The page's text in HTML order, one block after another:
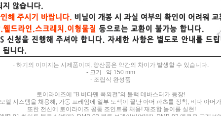
- 하기의 이미지는 시제품이며, 양산품은 약간의 차이가 발생할 수 있습니다.
- 크기 : 약 150 mm
- 조립식 완성품
토이라이즈에 "B 비다맨 폭외전"의 블랙 데바스터가 등장!
델 시스템을 채용해, 가동 프레임에 일부 도색이 끝난 아머 파츠를 장착, 비다 아머
또한 전신에 토이라이즈 공통 조인트를 채용! 재조합 놀이를 실현!